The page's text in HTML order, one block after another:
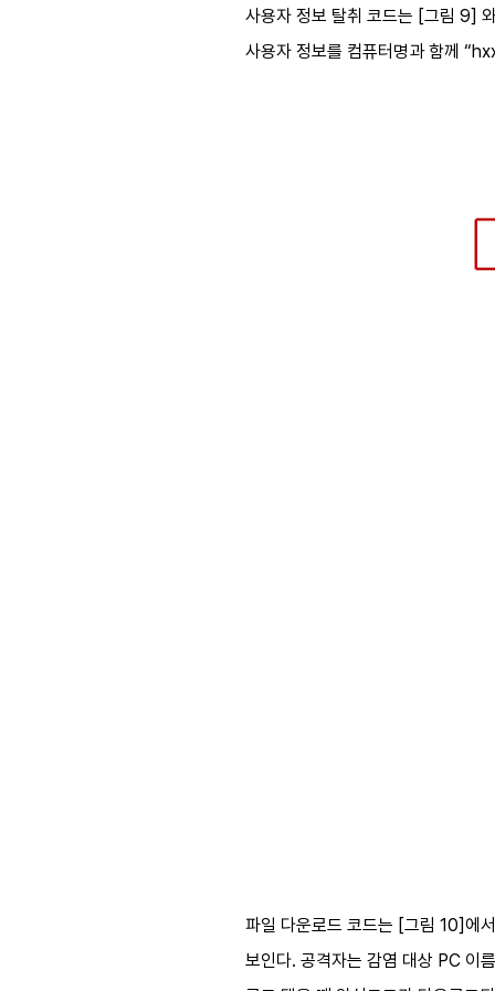
사용자 정보 탈취 코드는 [그림 9]
사용자 정보를 컴퓨터명과 함께
파일 다운로드 코드는 [그림 10]에
보인다. 공격자는 감염 대상 PC 이